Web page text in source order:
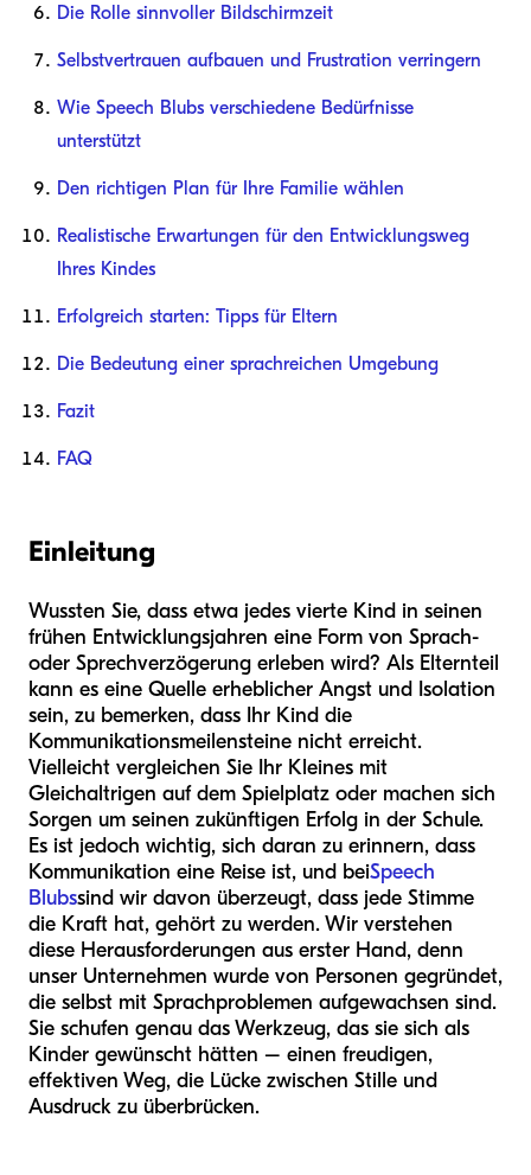
Die Rolle sinnvoller Bildschirmzeit
Selbstvertrauen aufbauen und Frustration verringern
Wie Speech Blubs verschiedene Bedürfnisse
unterstützt
Den richtigen Plan für Ihre Familie wählen
Realistische Erwartungen für den Entwicklungsweg
Ihres Kindes
Erfolgreich starten: Tipps für Eltern
Die Bedeutung einer sprachreichen Umgebung
Fazit
FAQ
Einleitung
Wussten Sie, dass etwa jedes vierte Kind in seinen
frühen Entwicklungsjahren eine Form von Sprach-
oder Sprechverzögerung erleben wird? Als Elternteil
kann es eine Quelle erheblicher Angst und Isolation
sein, zu bemerken, dass Ihr Kind die
Kommunikationsmeilensteine nicht erreicht.
Vielleicht vergleichen Sie Ihr Kleines mit
Gleichaltrigen auf dem Spielplatz oder machen sich
Sorgen um seinen zukünftigen Erfolg in der Schule.
Es ist jedoch wichtig, sich daran zu erinnern, dass
Kommunikation eine Reise ist, und beiSpeech
Blubssind wir davon überzeugt, dass jede Stimme
die Kraft hat, gehört zu werden. Wir verstehen
diese Herausforderungen aus erster Hand, denn
unser Unternehmen wurde von Personen gegründet,
die selbst mit Sprachproblemen aufgewachsen sind.
Sie schufen genau das Werkzeug, das sie sich als
Kinder gewünscht hätten – einen freudigen,
effektiven Weg, die Lücke zwischen Stille und
Ausdruck zu überbrücken.